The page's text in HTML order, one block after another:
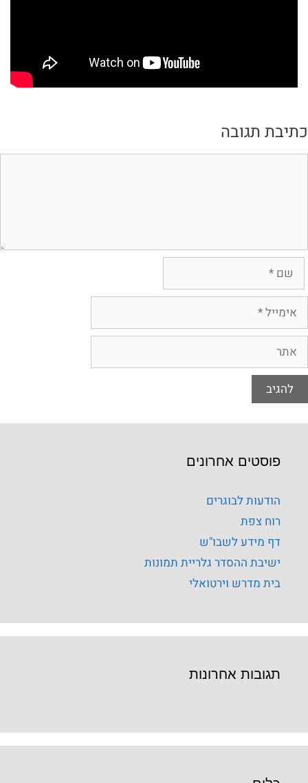
כתיבת תגובה
פוסטים אחרונים
הודעות לבוגרים
רוח צפת
דף מידע לשבו"ש
ישיבת ההסדר גלריית תמונות
בית מדרש וירטואלי
תגובות אחרונות